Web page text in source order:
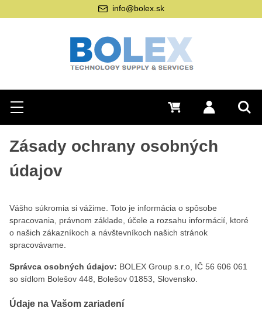
Hľadať
Menu Prihlásiť sa
0 €
Zásady ochrany osobných
údajov
Vášho súkromia si vážime. Toto je informácia o spôsobe
spracovania, právnom základe, účele a rozsahu informácií, ktoré
o našich zákazníkoch a návštevníkoch našich stránok
spracovávame.
Správca osobných údajov: BOLEX Group s.r.o, IČ 56 606 061
so sídlom Bolešov 448, Bolešov 01853, Slovensko.
Údaje na Vašom zariadení